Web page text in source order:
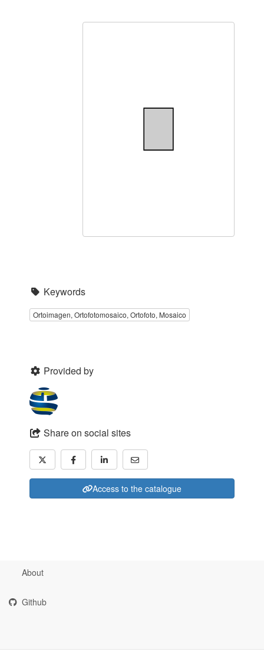
Keywords
Ortoimagen, Ortofotomosaico, Ortofoto, Mosaico
Provided by
Share on social sites
Access to the catalogue
About
Github